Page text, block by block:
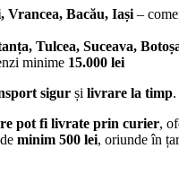
Vrancea, Bacău, Iași–
Tulcea, Suceava,
minime 15.000 lei
sigur și livrare la timp.
pot fi livrate prin curier,
minim 500 lei, oriunde în